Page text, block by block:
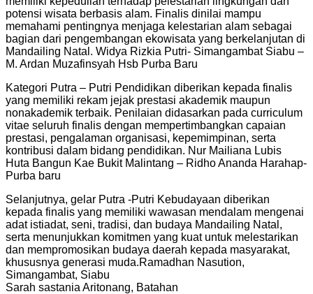
potensi wisata berbasis alam. Finalis dinilai mampu
memahami pentingnya menjaga kelestarian alam sebagai
bagian dari pengembangan ekowisata yang berkelanjutan di
Mandailing Natal. Widya Rizkia Putri- Simangambat Siabu –
M. Ardan Muzafinsyah Hsb Purba Baru
Kategori Putra – Putri Pendidikan diberikan kepada finalis
yang memiliki rekam jejak prestasi akademik maupun
nonakademik terbaik. Penilaian didasarkan pada curriculum
vitae seluruh finalis dengan mempertimbangkan capaian
prestasi, pengalaman organisasi, kepemimpinan, serta
kontribusi dalam bidang pendidikan. Nur Mailiana Lubis
Huta Bangun Kae Bukit Malintang – Ridho Ananda Harahap-
Purba baru
Selanjutnya, gelar Putra -Putri Kebudayaan diberikan
kepada finalis yang memiliki wawasan mendalam mengenai
adat istiadat, seni, tradisi, dan budaya Mandailing Natal,
serta menunjukkan komitmen yang kuat untuk melestarikan
dan mempromosikan budaya daerah kepada masyarakat,
khususnya generasi muda.Ramadhan Nasution,
Simangambat, Siabu
Sarah sastania Aritonang, Batahan